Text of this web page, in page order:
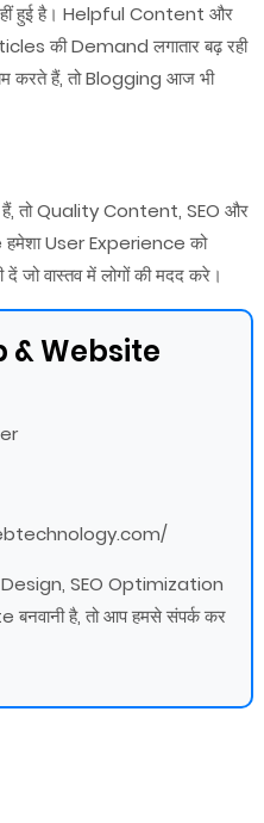
हुई है। Helpful Content और
की Demand लगातार बढ़ रही
करते हैं, तो Blogging आज भी
हैं, तो Quality Content, SEO और
User Experience को
दें जो वास्तव में लोगों की मदद करे।
& Website
SEO Optimization
है, तो आप हमसे संपर्क कर